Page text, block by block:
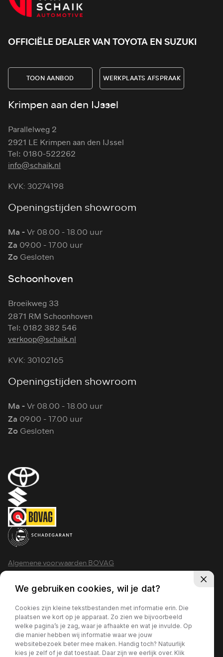
OFFICIËLE DEALER VAN TOYOTA EN SUZUKI
TOON AANBOD WERKPLAATS AFSPRAAK
Krimpen aan den IJssel
Parallelweg 2
2921 LE Krimpen aan den IJssel
Tel: 0180-522262
info@schaik.nl
KVK: 30274198
Openingstijden showroom
Ma -Vr 08.00 - 18.00 uur
Za 09.00 - 17.00 uur
Zo Gesloten
Schoonhoven
Broeikweg 33
2871 RM Schoonhoven
Tel: 0182 382 546
verkoop@schaik.nl
KVK: 30102165
Openingstijden showroom
Ma -Vr 08.00 - 18.00 uur
Za 09.00 - 17.00 uur
Zo Gesloten
Algemene voorwaarden BOVAG
2026 - Krimpen aan den IJssel
We gebruiken cookies, wil je dat?
Cookies zijn kleine tekstbestanden met informatie erin. Die
plaatsen we kort op je apparaat. Zo zien we bijvoorbeeld
welke pagina’s je zag, waar je afhaakte en wat je invulde. Op
die manier hebben wij informatie waar we jouw
websitebezoek beter mee maken. Handig toch? Natuurlijk
kies je zelf of je dat toestaat. Daar zijn we eerlijk over. Klik